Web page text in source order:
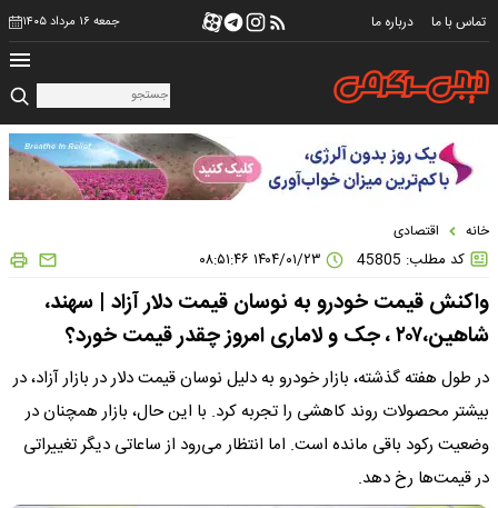
تماس با ما درباره ما جمعه ۱۶ مرداد ۱۴۰۵
خانه اقتصادی
کد مطلب: 45805
واکنش قیمت خودرو به نوسان قیمت دلار آزاد | سهند،
شاهین،۲۰۷ ، جک و لاماری امروز چقدر قیمت خورد؟
در طول هفته گذشته، بازار خودرو به دلیل نوسان قیمت دلار در بازار آزاد، در
بیشتر محصولات روند کاهشی را تجربه کرد. با این حال، بازار همچنان در
وضعیت رکود باقی مانده است. اما انتظار می‌رود از ساعاتی دیگر تغییراتی
در قیمت‌ها رخ دهد.